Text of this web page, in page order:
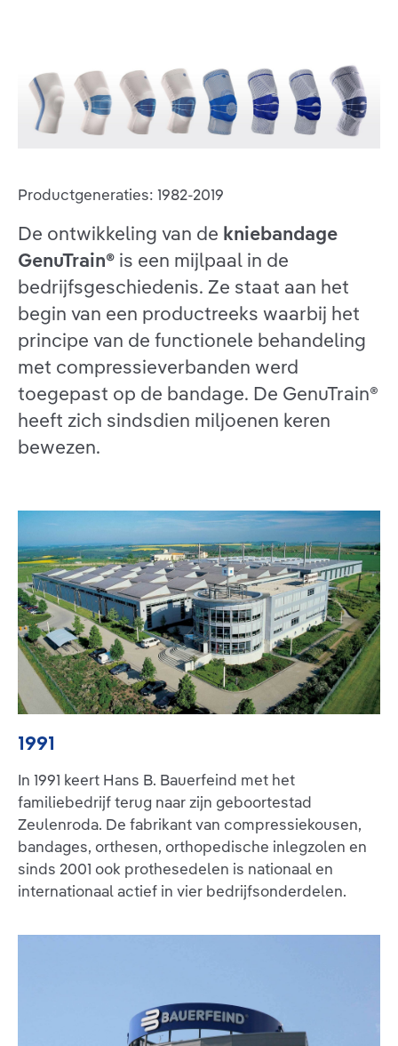
Productgeneraties: 1982-2019
De ontwikkeling van de kniebandage
GenuTrain® is een mijlpaal in de
bedrijfsgeschiedenis. Ze staat aan het
begin van een productreeks waarbij het
principe van de functionele behandeling
met compressieverbanden werd
toegepast op de bandage. De GenuTrain®
heeft zich sindsdien miljoenen keren
bewezen.
1991
In 1991 keert Hans B. Bauerfeind met het
familiebedrijf terug naar zijn geboortestad
Zeulenroda. De fabrikant van compressiekousen,
bandages, orthesen, orthopedische inlegzolen en
sinds 2001 ook prothesedelen is nationaal en
internationaal actief in vier bedrijfsonderdelen.